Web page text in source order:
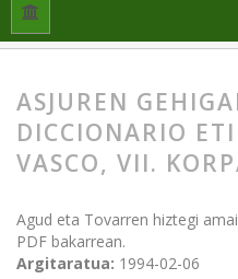
Hasiera
ASJUREN
DICCIONARIO
VASCO, VII.
Agud eta Tovarren hiztegi
PDF bakarrean.
Argitaratua: 1994-02-06